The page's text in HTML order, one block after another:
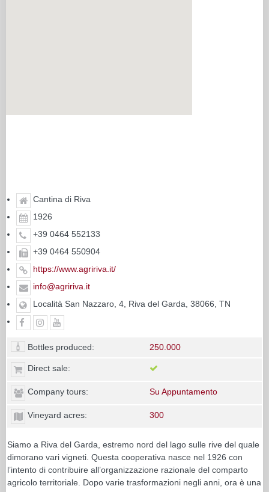
Cantina di Riva
1926
+39 0464 552133
+39 0464 550904
https://www.agririva.it/
info@agririva.it
Località San Nazzaro, 4, Riva del Garda, 38066, TN
Bottles produced: 250.000
Direct sale:
Company tours: Su Appuntamento
Vineyard acres: 300
Siamo a Riva del Garda, estremo nord del lago sulle rive del quale
dimorano vari vigneti. Questa cooperativa nasce nel 1926 con
l’intento di contribuire all’organizzazione razionale del comparto
agricolo territoriale. Dopo varie trasformazioni negli anni, ora è una